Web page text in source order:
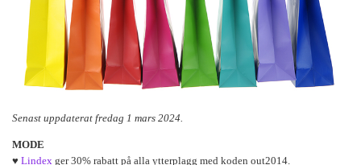
Senast uppdaterat fredag 1 mars 2024.
MODE
♥ Lindex ger 30% rabatt på alla ytterplagg med koden out2014.